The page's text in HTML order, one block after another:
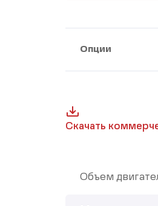
Опции
Скачать
Объем